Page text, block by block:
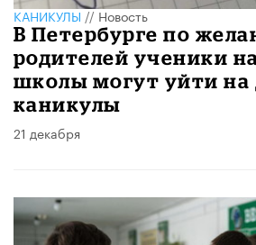
КАНИКУЛЫ//Новость
В Петербурге по
родителей ученики
школы могут уйти на
каникулы
21 декабря